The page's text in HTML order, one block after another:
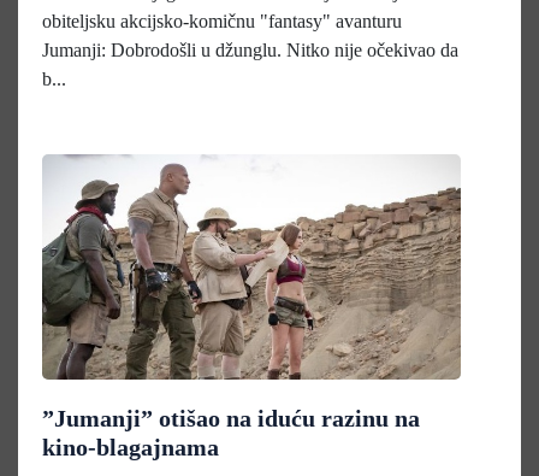
obiteljsku akcijsko-komičnu "fantasy" avanturu
Jumanji: Dobrodošli u džunglu. Nitko nije očekivao da
b...
”Jumanji” otišao na iduću razinu na
kino-blagajnama